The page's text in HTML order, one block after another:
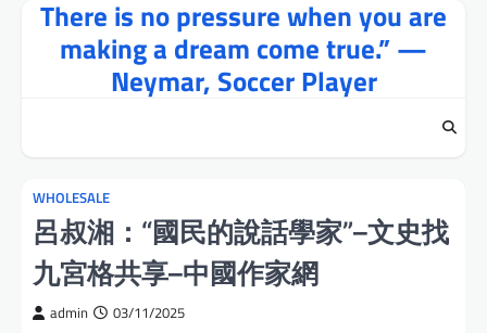
There is no pressure when you are
making a dream come true.” —
Neymar, Soccer Player
WHOLESALE
呂叔湘：“國民的說話學家”–文史找
九宮格共享–中國作家網
admin 03/11/2025